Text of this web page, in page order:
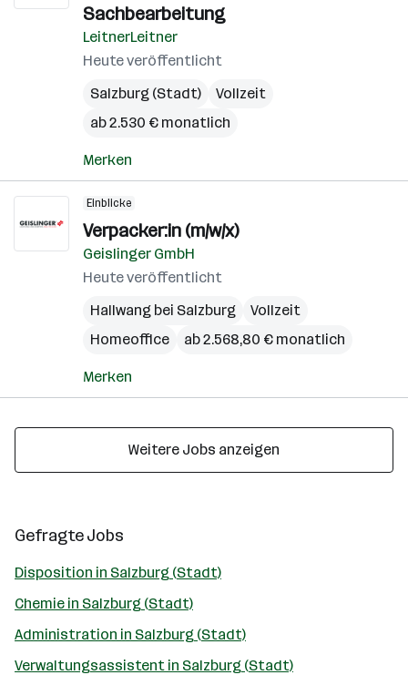
Sachbearbeitung
LeitnerLeitner
Heute veröffentlicht
Salzburg (Stadt)
Vollzeit
ab 2.530 € monatlich
Merken
Einblicke
Verpacker:in (m/w/x)
Geislinger GmbH
Heute veröffentlicht
Hallwang bei Salzburg
Vollzeit
Homeoffice
ab 2.568,80 € monatlich
Merken
Weitere Jobs anzeigen
Gefragte Jobs
Disposition in Salzburg (Stadt)
Chemie in Salzburg (Stadt)
Administration in Salzburg (Stadt)
Verwaltungsassistent in Salzburg (Stadt)